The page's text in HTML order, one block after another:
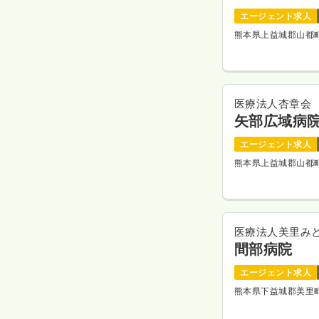
エージェント求人
熊本県上益城郡山都
医療法人杏章会
矢部広域病
エージェント求人
熊本県上益城郡山都
医療法人美里み
間部病院
エージェント求人
熊本県下益城郡美里